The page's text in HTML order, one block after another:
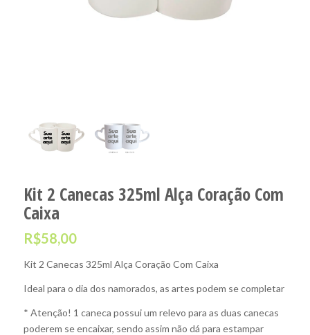
Kit 2 Canecas 325ml Alça Coração Com
Caixa
R$58,00
Kit 2 Canecas 325ml Alça Coração Com Caixa
Ideal para o dia dos namorados, as artes podem se completar
* Atenção! 1 caneca possui um relevo para as duas canecas
poderem se encaixar, sendo assim não dá para estampar